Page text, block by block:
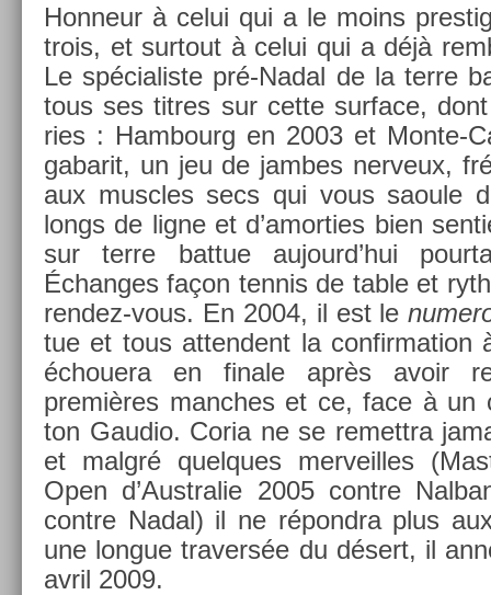
Hon­neur à celui qui a le moins
trois, et sur­tout à celui qui a déjà
Le spécialis­te pré-Nadal de la terre
tous ses tit­res sur cette sur­face,
ries : Ham­bourg en 2003 et Monte-
gabarit, un jeu de jam­bes ner­veux,
aux muscles secs qui vous saoule
longs de ligne et d’amort­ies bien
sur terre bat­tue aujourd’hui
Échan­ges façon ten­nis de table et
rendez-vous. En 2004, il est le
tue et tous at­tendent la con­fir­ma­tion
échouera en fin­ale après avoir
premières man­ches et ce, face à
ton Gaudio. Coria ne se re­mettra
et malgré quel­ques mer­veil­les
Open d’Australie 2005 con­tre
con­tre Nadal) il ne répondra plus
une lon­gue traversée du désert, il
avril 2009.